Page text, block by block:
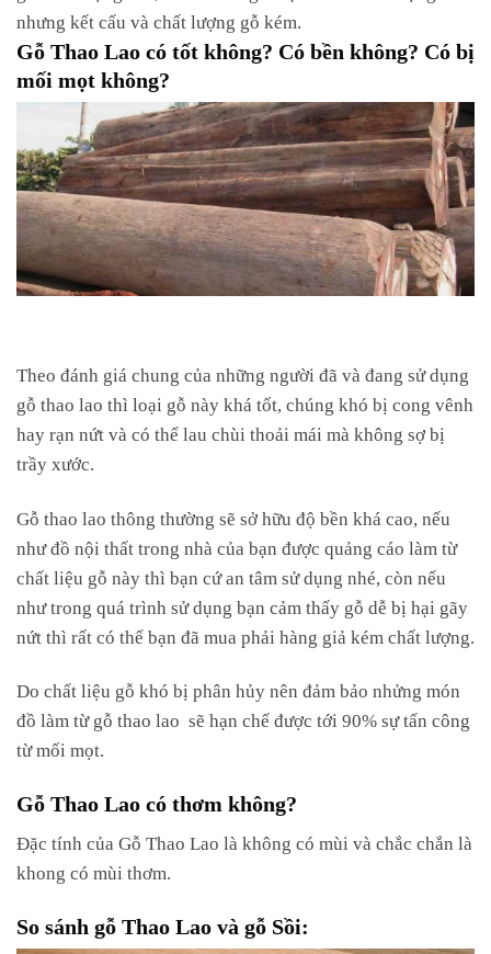
nhưng kết cấu và chất lượng gỗ kém.
Gỗ Thao Lao có tốt không? Có bền không? Có bị
mối mọt không?
Theo đánh giá chung của những người đã và đang sử dụng
gỗ thao lao thì loại gỗ này khá tốt, chúng khó bị cong vênh
hay rạn nứt và có thể lau chùi thoải mái mà không sợ bị
trầy xước.
Gỗ thao lao thông thường sẽ sở hữu độ bền khá cao, nếu
như đồ nội thất trong nhà của bạn được quảng cáo làm từ
chất liệu gỗ này thì bạn cứ an tâm sử dụng nhé, còn nếu
như trong quá trình sử dụng bạn cảm thấy gỗ dễ bị hại gãy
nứt thì rất có thể bạn đã mua phải hàng giả kém chất lượng.
Do chất liệu gỗ khó bị phân hủy nên đảm bảo nhửng món
đồ làm từ gỗ thao lao sẽ hạn chế được tới 90% sự tấn công
từ mối mọt.
Gỗ Thao Lao có thơm không?
Đặc tính của Gỗ Thao Lao là không có mùi và chắc chắn là
khong có mùi thơm.
So sánh gỗ Thao Lao và gỗ Sồi: